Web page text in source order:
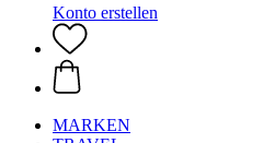
Konto erstellen
MARKEN